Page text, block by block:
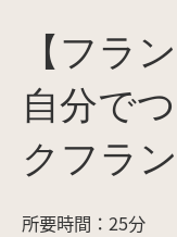
【フラ
自分で
クフラ
所要時間：25分